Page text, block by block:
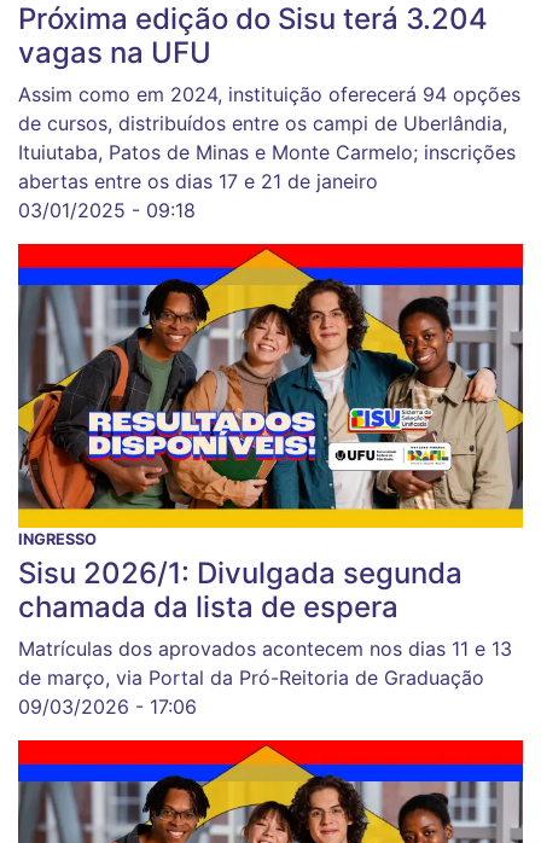
Próxima edição do Sisu terá 3.204
vagas na UFU
Assim como em 2024, instituição oferecerá 94 opções
de cursos, distribuídos entre os campi de Uberlândia,
Ituiutaba, Patos de Minas e Monte Carmelo; inscrições
abertas entre os dias 17 e 21 de janeiro
03/01/2025 - 09:18
INGRESSO
Sisu 2026/1: Divulgada segunda
chamada da lista de espera
Matrículas dos aprovados acontecem nos dias 11 e 13
de março, via Portal da Pró-Reitoria de Graduação
09/03/2026 - 17:06